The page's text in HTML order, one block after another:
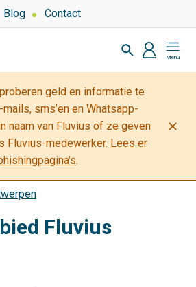
Blog Contact
Zoeken
profiel
Mijn
Fluvius
geld en informatie te
sms’en en Whatsapp-
naam van Fluvius of ze geven
Fluvius-medewerker. Lees er
.
close
Fluvius